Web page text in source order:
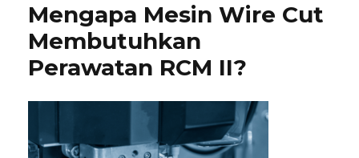
Mengapa Mesin Wire Cut
Membutuhkan
Perawatan RCM II?